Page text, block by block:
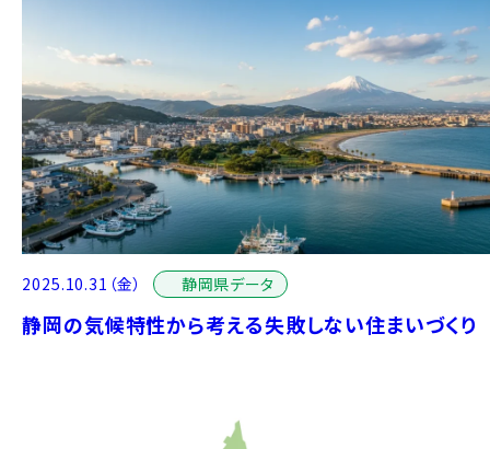
静岡県データ
2025.10.31（金）
静岡の気候特性から考える失敗しない住まいづくり